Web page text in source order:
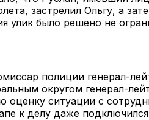
застрелил Ольгу, а
улик было решено не
полиции генерал-
округом генерал-
оценку ситуации с
к делу даже